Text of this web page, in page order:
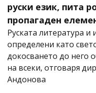
руски език, пита
пропагаден
Руската литература и
определени като
докосването до него
на всеки, отговаря
Андонова